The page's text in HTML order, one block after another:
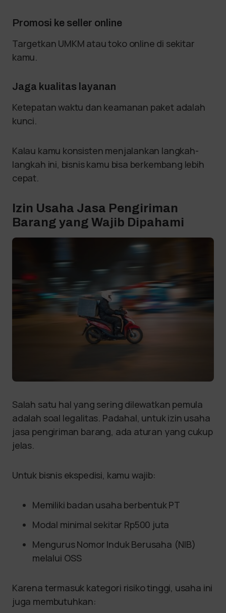
Promosi ke seller online
Targetkan UMKM atau toko online di sekitar
kamu.
Jaga kualitas layanan
Ketepatan waktu dan keamanan paket adalah
kunci.
Kalau kamu konsisten menjalankan langkah-
langkah ini, bisnis kamu bisa berkembang lebih
cepat.
Izin Usaha Jasa Pengiriman
Barang yang Wajib Dipahami
Salah satu hal yang sering dilewatkan pemula
adalah soal legalitas. Padahal, untuk izin usaha
jasa pengiriman barang, ada aturan yang cukup
jelas.
Untuk bisnis ekspedisi, kamu wajib:
Memiliki badan usaha berbentuk PT
Modal minimal sekitar Rp500 juta
Mengurus Nomor Induk Berusaha (NIB)
melalui OSS
Karena termasuk kategori risiko tinggi, usaha ini
juga membutuhkan: